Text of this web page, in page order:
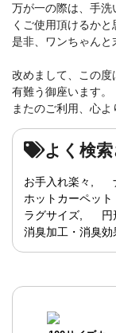
万が一の際は、手洗
くご使用頂けるか
是非、ワンちゃんと
改めまして、この度
有難う御座います。
またのご利用、心
よく検
お手入れ楽々
ホットカーペッ
ラグサイズ
円
消臭加工・消臭効